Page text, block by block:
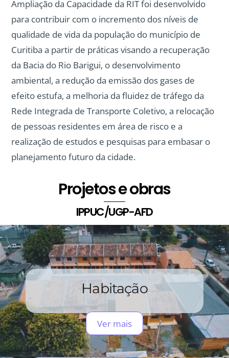
Ampliação da Capacidade da RIT foi desenvolvido
para contribuir com o incremento dos níveis de
qualidade de vida da população do município de
Curitiba a partir de práticas visando a recuperação
da Bacia do Rio Barigui, o desenvolvimento
ambiental, a redução da emissão dos gases de
efeito estufa, a melhoria da fluidez de tráfego da
Rede Integrada de Transporte Coletivo, a relocação
de pessoas residentes em área de risco e a
realização de estudos e pesquisas para embasar o
planejamento futuro da cidade.
Projetos e obras
IPPUC/UGP-AFD
Habitação
Ver mais